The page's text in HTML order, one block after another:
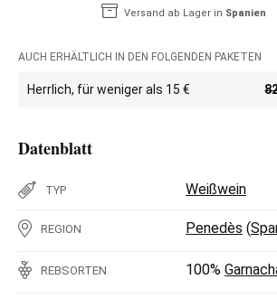
Versand ab Lager in Spanien
AUCH ERHÄLTLICH IN DEN FOLGENDEN PAKETEN
Herrlich, für weniger als 15 €
Datenblatt
TYP Weißwein
REGION Penedès (
REBSORTEN 100%